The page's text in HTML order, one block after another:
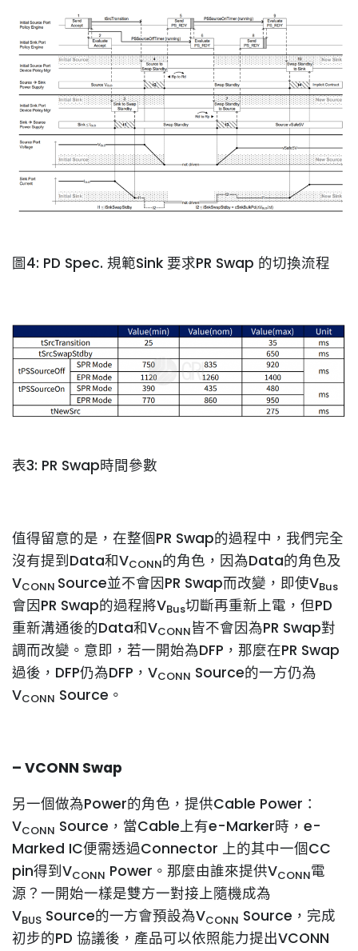
圖4: PD Spec. 規範Sink 要求PR Swap 的切換流程
表3: PR Swap時間參數
值得留意的是，在整個PR Swap的過程中，我們完全
沒有提到Data和VCONN的角色，因為Data的角色及
VCONN Source並不會因PR Swap而改變，即使VBus
會因PR Swap的過程將VBus切斷再重新上電，但PD
重新溝通後的Data和VCONN皆不會因為PR Swap對
調而改變。意即，若一開始為DFP，那麼在PR Swap
過後，DFP仍為DFP，VCONN Source的一方仍為
VCONN Source。
– VCONN Swap
另一個做為Power的角色，提供Cable Power：
VCONN Source，當Cable上有e-Marker時，e-
Marked IC便需透過Connector 上的其中一個CC
pin得到VCONN Power。那麼由誰來提供VCONN電
源？一開始一樣是雙方一對接上隨機成為
VBUS Source的一方會預設為VCONN Source，完成
初步的PD 協議後，產品可以依照能力提出VCONN